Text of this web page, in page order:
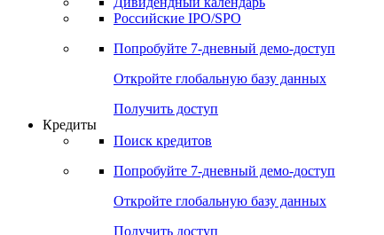
Получить доступ
Акции
Поиск акций
Дивидендный календарь
Российские IPO/SPO
Попробуйте7-дневный
Откройте глобальную базу данных
Получить доступ
Кредиты
Поиск кредитов
Попробуйте7-дневный